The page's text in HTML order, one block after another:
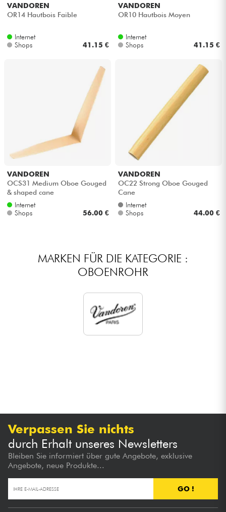
VANDOREN
OR14 Hautbois Faible
Internet
Shops
41.15 €
VANDOREN
OR10 Hautbois Moyen
Internet
Shops
41.15 €
VANDOREN
OCS31 Medium Oboe Gouged
& shaped cane
Internet
Shops
56.00 €
VANDOREN
OC22 Strong Oboe Gouged
Cane
Internet
Shops
44.00 €
MARKEN FÜR DIE KATEGORIE :
OBOENROHR
Verpassen Sie nichts
durch Erhalt unseres Newsletters
Bleiben Sie informiert über gute Angebote, exklusive
Angebote, neue Produkte...
GO !